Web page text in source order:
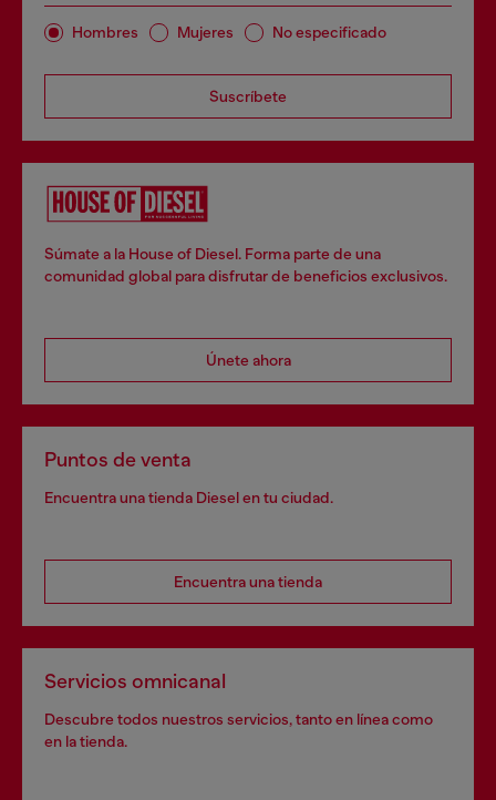
Hombres Mujeres No especificado
Suscríbete
Súmate a la House of Diesel. Forma parte de una
comunidad global para disfrutar de beneficios exclusivos.
Únete ahora
Puntos de venta
Encuentra una tienda Diesel en tu ciudad.
Encuentra una tienda
Servicios omnicanal
Descubre todos nuestros servicios, tanto en línea como
en la tienda.